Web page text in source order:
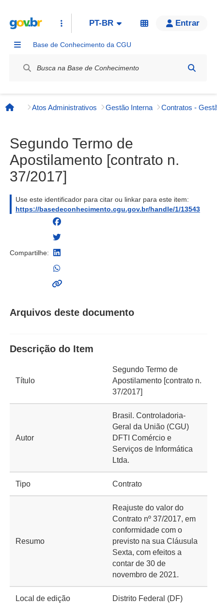
PT-BR Entrar
Base de Conhecimento da CGU
Página inicial
Atos Administrativos Gestão Interna Contratos -
Segundo Termo de
Apostilamento [contrato n.
37/2017]
Use este identificador para citar ou linkar para este item:
https://basedeconhecimento.cgu.gov.br/handle/1/13543
Compartilhe:
Arquivos deste documento
Descrição do Item
Título
Segundo Termo de
Apostilamento [contrato n.
37/2017]
Autor
Brasil. Controladoria-
Geral da União (CGU)
DFTI Comércio e
Serviços de Informática
Ltda.
Tipo Contrato
Resumo
Reajuste do valor do
Contrato nº 37/2017, em
conformidade com o
previsto na sua Cláusula
Sexta, com efeitos a
contar de 30 de
novembro de 2021.
Local de edição Distrito Federal (DF)